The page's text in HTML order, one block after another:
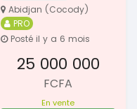
Abidjan (Cocody)
PRO
Posté il y a 6 mois
25 000 000
FCFA
En vente